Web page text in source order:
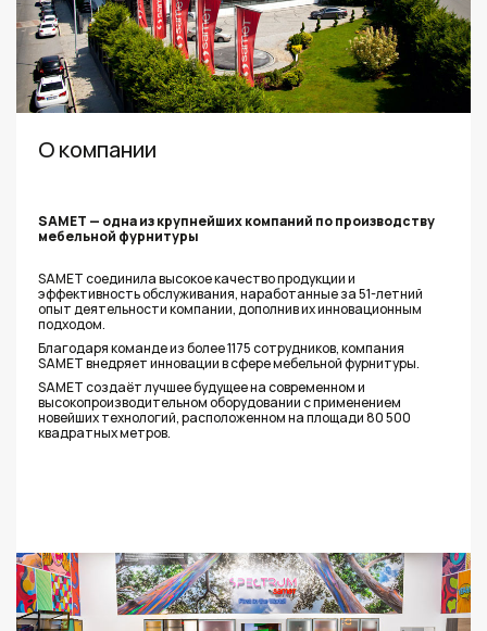
О компании
SAMET — одна из крупнейших компаний по производству
мебельной фурнитуры
SAMET соединила высокое качество продукции и
эффективность обслуживания, наработанные за 51-летний
опыт деятельности компании, дополнив их инновационным
подходом.
Благодаря команде из более 1175 сотрудников, компания
SAMET внедряет инновации в сфере мебельной фурнитуры.
SAMET создаёт лучшее будущее на современном и
высокопроизводительном оборудовании с применением
новейших технологий, расположенном на площади 80 500
квадратных метров.